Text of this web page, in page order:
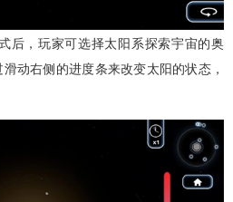
后，玩家可选择太阳系探索宇宙的奥
动右侧的进度条来改变太阳的状态，